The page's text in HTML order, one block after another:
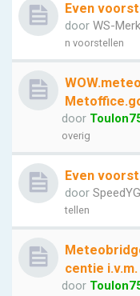
Even
door WS-
n voorstellen
door
overig
Even
door
tellen
centie
door